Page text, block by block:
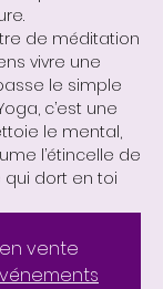
de méditation
vivre une
le simple
c’est une
le mental,
l’étincelle de
vente